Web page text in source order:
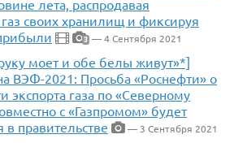
лета, распродавая
своих хранилищ и фиксируя
3 — 4 Сентября 2021
моет и обе белы живут»*]
ВЭФ-2021: Просьба «Роснефти» о
экспорта газа по «Северному
с «Газпромом» будет
в правительстве
— 3 Сентября 2021